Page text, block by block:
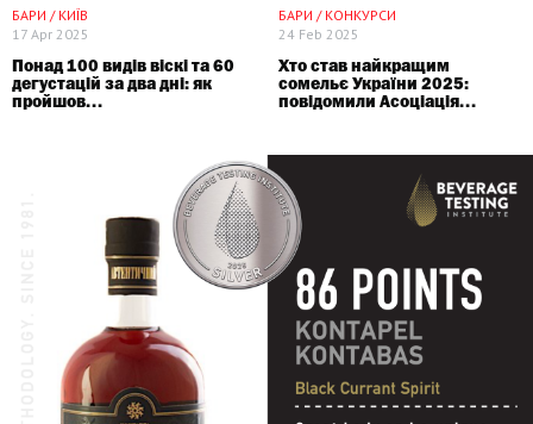
БАРИ / КИЇВ
17 Apr 2025
Понад 100 видів віскі та 60
дегустацій за два дні: як
пройшов...
БАРИ / КОНКУРСИ
24 Feb 2025
Хто став найкращим
сомельє України 2025:
повідомили Асоціація...